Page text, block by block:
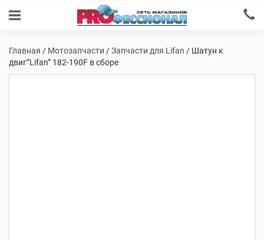
Главная / Мотозапчасти /Запчасти для Lifan / Шатун к
двиг”Lifan” 182-190F в сборе